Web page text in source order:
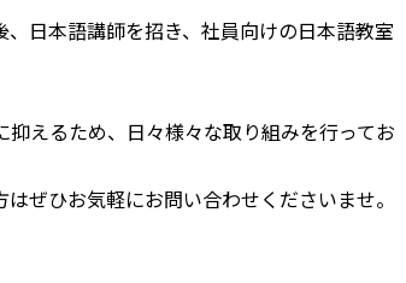
日本語講師を招き、社員向けの日本語教室
えるため、日々様々な取り組みを行ってお
ぜひお気軽にお問い合わせくださいませ。